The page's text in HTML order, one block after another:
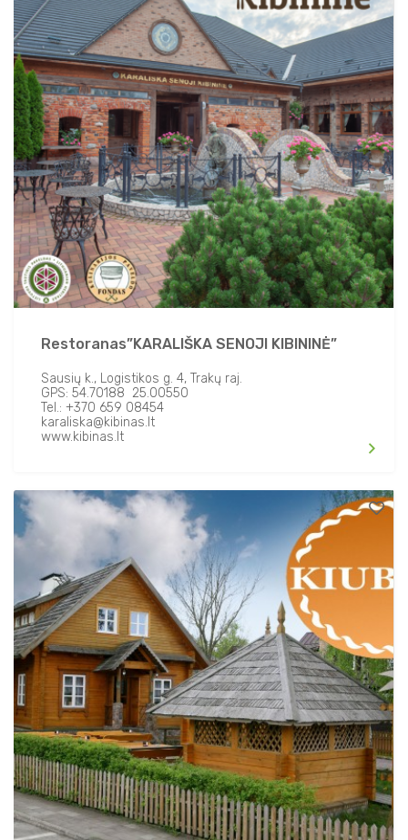
Restoranas”KARALIŠKA SENOJI KIBININĖ”
Sausių k., Logistikos g. 4, Trakų raj.
GPS: 54.70188 25.00550
Tel.: +370 659 08454
karaliska@kibinas.lt
www.kibinas.lt